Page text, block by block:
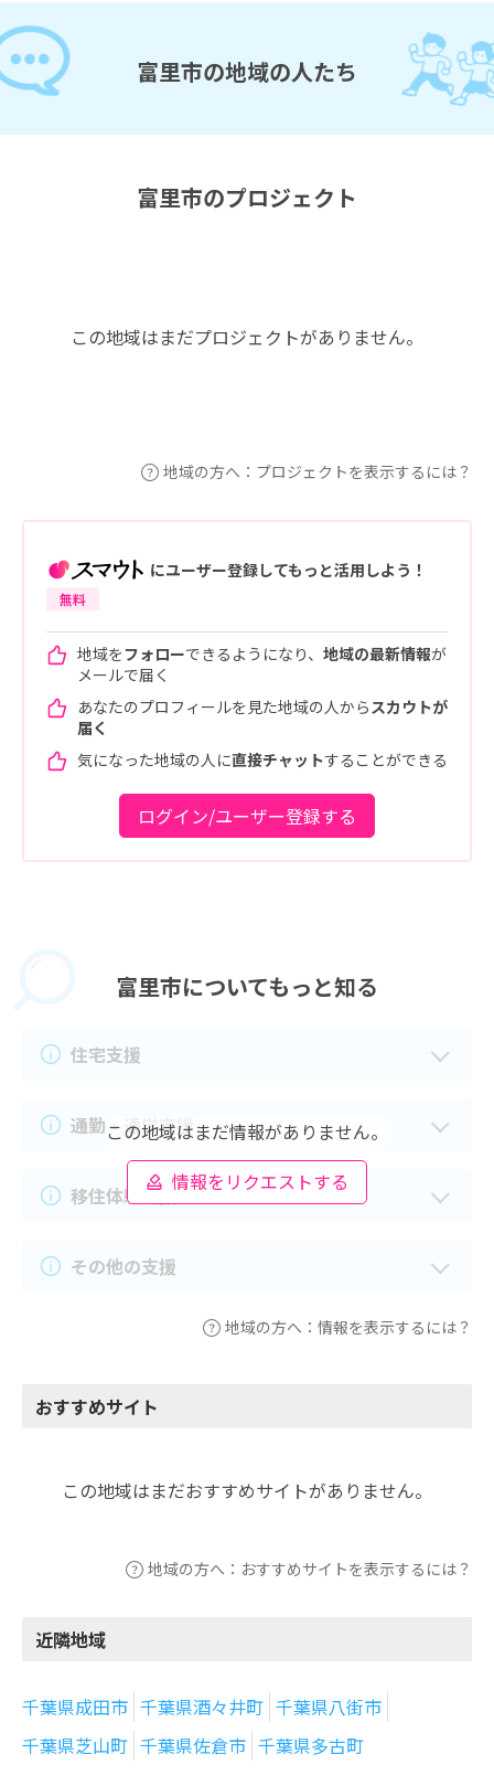
富里市の地域の人たち
富里市のプロジェクト
この地域はまだプロジェクトがありません。
地域の方へ：プロジェクトを表示するには？
にユーザー登録してもっと活用しよう！
無料
地域をフォローできるようになり、 地域の最新情報が
メールで届く
あなたのプロフィールを見た地域の人からスカウトが
届く
気になった地域の人に直接チャットすることができる
ログイン/ユーザー登録する
富里市についてもっと知る
この地域はまだ情報がありません。
情報をリクエストする
住宅支援
通勤・通学支援
移住体験支援
その他の支援
地域の方へ：情報を表示するには？
おすすめサイト
この地域はまだおすすめサイトがありません。
地域の方へ：おすすめサイトを表示するには？
近隣地域
千葉県成田市 千葉県酒々井町 千葉県八街市
千葉県芝山町 千葉県佐倉市 千葉県多古町